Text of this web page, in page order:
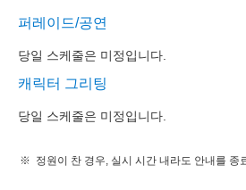
퍼레이드/공연
당일 스케줄은 미정입니다.
캐릭터 그리팅
당일 스케줄은 미정입니다.
정원이 찬 경우, 실시 시간 내라도 안내를 종